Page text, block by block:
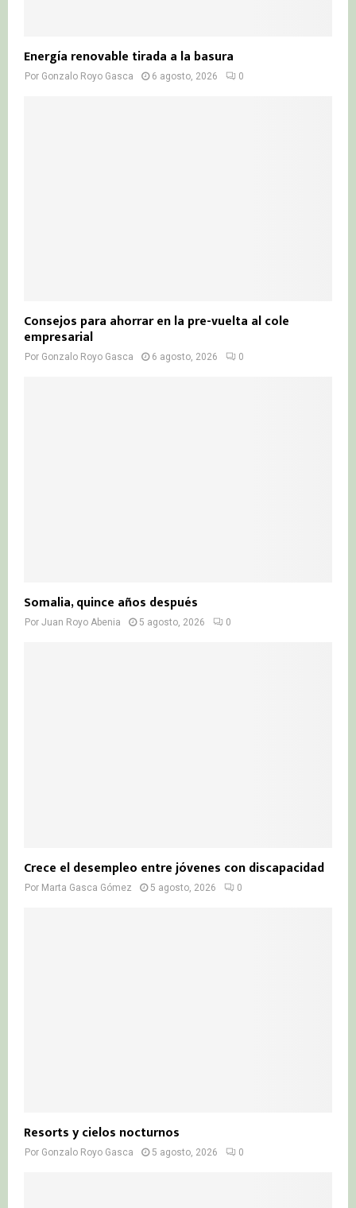
Energía renovable tirada a la basura
Por Gonzalo Royo Gasca 6 agosto, 2026 0
Consejos para ahorrar en la pre-vuelta al cole
empresarial
Por Gonzalo Royo Gasca 6 agosto, 2026 0
Somalia, quince años después
Por Juan Royo Abenia 5 agosto, 2026 0
Crece el desempleo entre jóvenes con discapacidad
Por Marta Gasca Gómez 5 agosto, 2026 0
Resorts y cielos nocturnos
Por Gonzalo Royo Gasca 5 agosto, 2026 0